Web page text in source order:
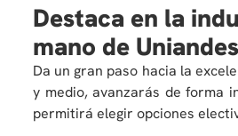
Destaca en la
mano de
Da un gran paso hacia la
y medio, avanzarás de forma
permitirá elegir opciones